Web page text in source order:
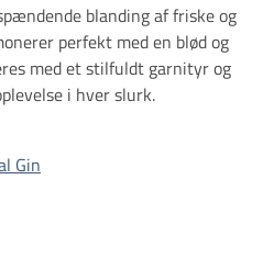
blanding af friske og
perfekt med en blød og
med et stilfuldt garnityr og
i hver slurk.
Gin